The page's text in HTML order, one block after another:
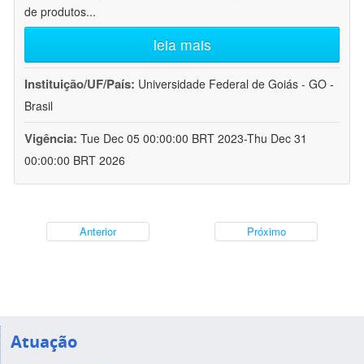
de produtos...
leia mais
Instituição/UF/País: Universidade Federal de Goiás - GO -
Brasil
Vigência: Tue Dec 05 00:00:00 BRT 2023-Thu Dec 31
00:00:00 BRT 2026
Anterior Próximo
Atuação